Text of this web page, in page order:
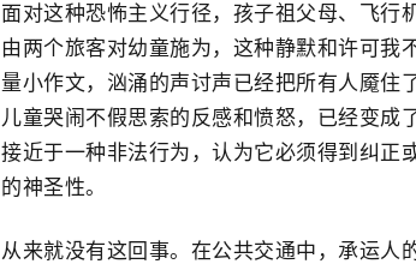
面对这种恐怖主义行径，孩子祖父母、飞行
由两个旅客对幼童施为，这种静默和许可我
量小作文，汹涌的声讨声已经把所有人魇住
儿童哭闹不假思索的反感和愤怒，已经变成
接近于一种非法行为，认为它必须得到纠正
的神圣性。
从来就没有这回事。在公共交通中，承运人